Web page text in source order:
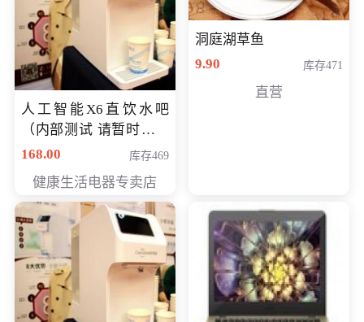
人工智能X6直饮水吧
（内部测试 请暂时不要
购买）
168.00 库存469
健康生活电器专卖店
洞庭湖草鱼
9.90
库存471
直营